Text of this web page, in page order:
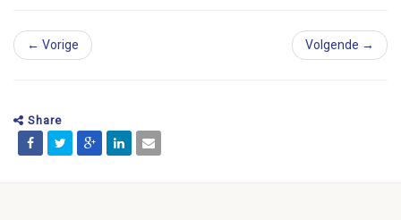
← Vorige Volgende →
Share